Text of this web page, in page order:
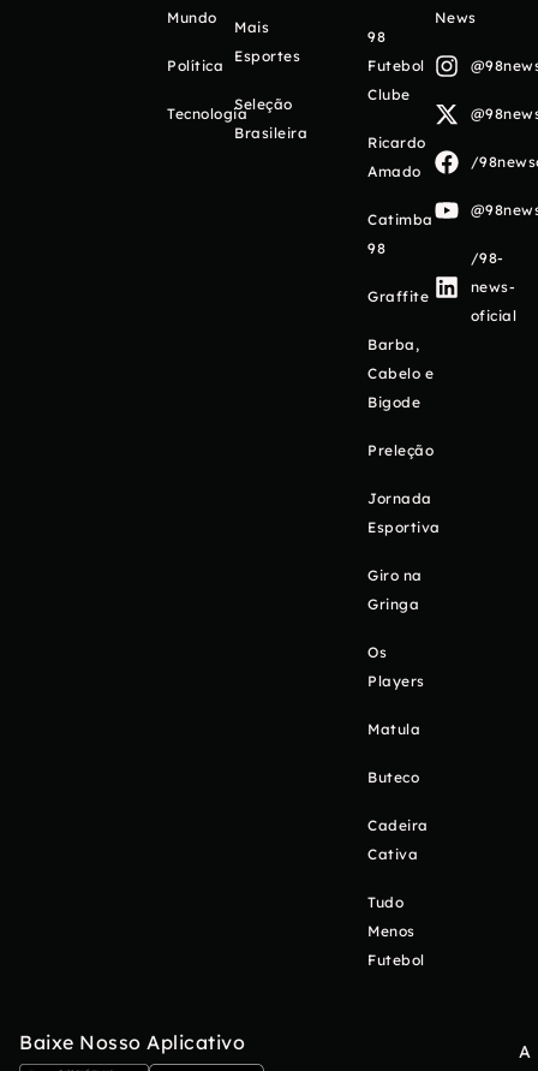
Mundo
Política
Tecnologia
Mais
Esportes
Seleção
Brasileira
98
Futebol
Clube
Ricardo
Amado
Catimba
98
Graffite
Barba,
Cabelo e
Bigode
Preleção
Jornada
Esportiva
Giro na
Gringa
Os
Players
Matula
Buteco
Cadeira
Cativa
Tudo
Menos
Futebol
News
/
/98-
news-
oficial
Baixe Nosso Aplicativo A